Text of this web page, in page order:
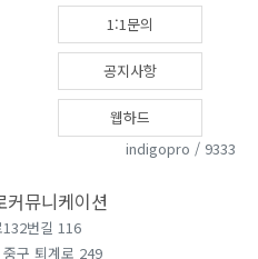
1:1문의
공지사항
웹하드
indigopro / 9333
뮤니케이션
번길 116
구 퇴계로 249